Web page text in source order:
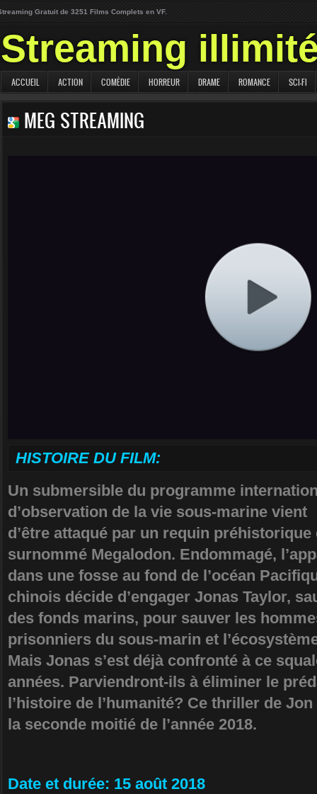
Gratuit de 3251 Films Complets en VF.
Streaming
ACCUEIL ACTION COMÉDIE HORREUR DRAME ROMANCE SCI-FI
MEG STREAMING
HISTOIRE DU FILM:
Un submersible du programme
d’observation de la vie sous-marine vient
d’être attaqué par un requin préhistorique
surnommé Megalodon. Endommagé,
dans une fosse au fond de l’océan
chinois décide d’engager Jonas Taylor,
des fonds marins, pour sauver les
prisonniers du sous-marin et
Mais Jonas s’est déjà confronté à ce
années. Parviendront-ils à éliminer le
l’histoire de l’humanité? Ce thriller de
la seconde moitié de l’année 2018.
Da­te et durée: 15 août 2018